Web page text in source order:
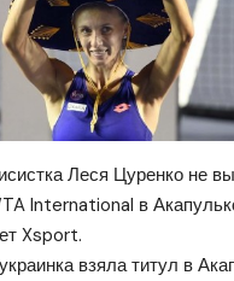
Леся Цуренко не
International в
Xsport.
взяла титул в